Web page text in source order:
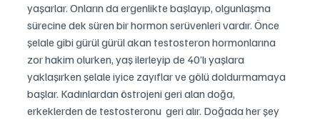
yaşarlar. Onların da ergenlikte başlayıp, olgunlaşma
sürecine dek süren bir hormon serüvenleri vardır. Önce
şelale gibi gürül gürül akan testosteron hormonlarına
zor hakim olurken, yaş ilerleyip de 40’lı yaşlara
yaklaşırken şelale iyice zayıflar ve gölü doldurmamaya
başlar. Kadınlardan östrojeni geri alan doğa,
erkeklerden de testosteronu  geri alır. Doğada her şey